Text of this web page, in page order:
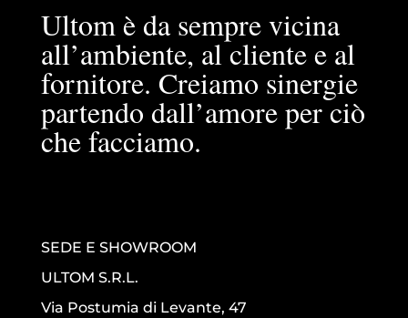
Ultom è da sempre vicina
all’ambiente, al cliente e al
fornitore. Creiamo sinergie
partendo dall’amore per ciò
che facciamo.
SEDE E SHOWROOM
ULTOM S.R.L.
Via Postumia di Levante, 47